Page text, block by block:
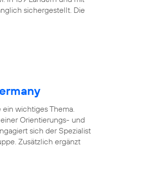
sichergestellt. Die
wichtiges Thema.
Orientierungs- und
sich der Spezialist
Zusätzlich ergänzt